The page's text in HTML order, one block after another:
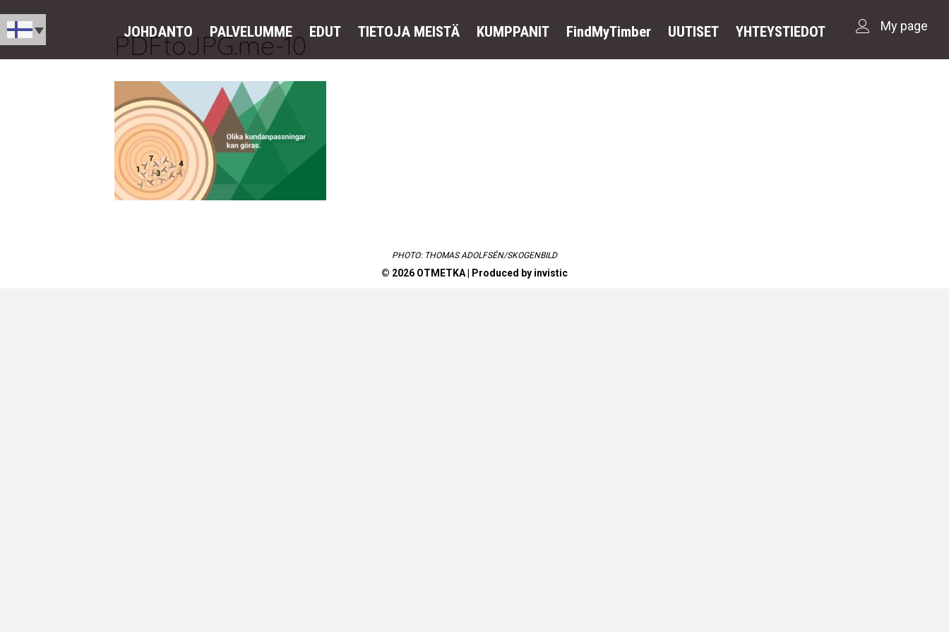
JOHDANTO PALVELUMME EDUT TIETOJA MEISTÄ KUMPPANIT FindMyTimber UUTISET YHTEYSTIEDOT My page
PDFtoJPG.me-10
PHOTO: THOMAS ADOLFSÉN/SKOGENBILD
© 2026 OTMETKA | Produced by invistic